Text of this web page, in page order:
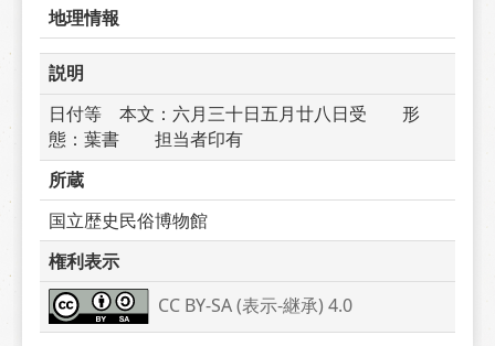
地理情報
説明
日付等　本文：六月三十日五月廿八日受　　形
態：葉書　　担当者印有
所蔵
国立歴史民俗博物館
権利表示
CC BY-SA (表示-継承) 4.0